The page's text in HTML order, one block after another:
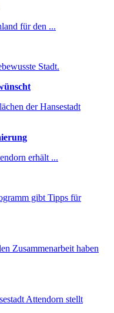
für den ...
Stadt.
der Hansestadt
erhält ...
gibt Tipps für
Zusammenarbeit haben
Attendorn stellt